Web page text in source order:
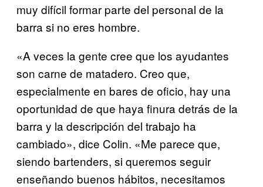
muy difícil formar parte del personal de la
barra si no eres hombre.
«A veces la gente cree que los ayudantes
son carne de matadero. Creo que,
especialmente en bares de oficio, hay una
oportunidad de que haya finura detrás de la
barra y la descripción del trabajo ha
cambiado», dice Colin. «Me parece que,
siendo bartenders, si queremos seguir
enseñando buenos hábitos, necesitamos